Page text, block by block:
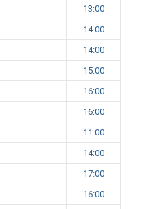
13:00
14:00
14:00
15:00
16:00
16:00
11:00
14:00
17:00
16:00